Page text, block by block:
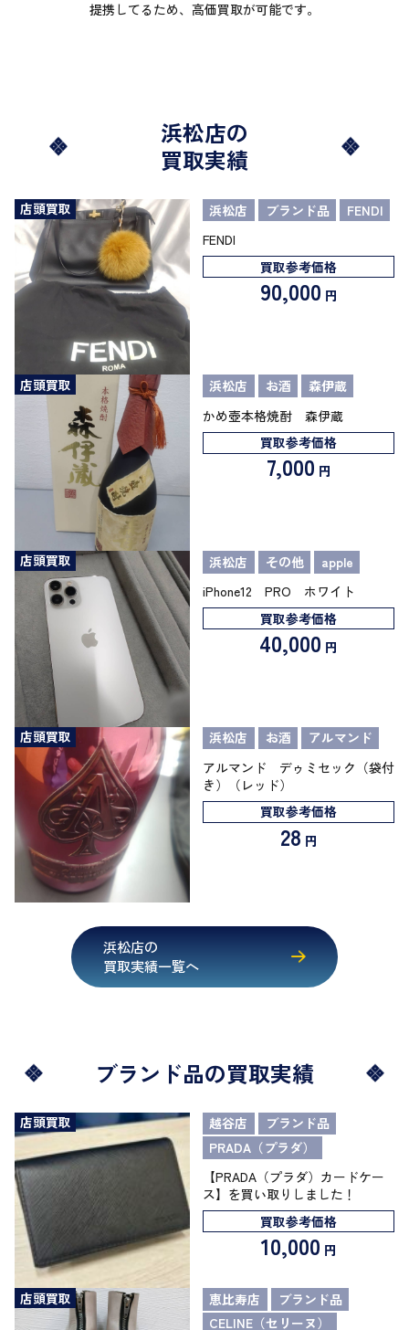
提携してるため、高価買取が可能です。
浜松店の
買取実績
店頭買取 浜松店 ブランド品
FENDI
FENDI
買取参考価格
90,000 円
店頭買取 浜松店 お酒
森伊蔵
かめ壺本格焼酎 森伊蔵
買取参考価格
7,000 円
店頭買取 浜松店 その他
apple
iPhone12 PRO ホワイト
買取参考価格
40,000 円
店頭買取 浜松店 お酒
アルマンド
アルマンド デゥミセック（袋付
き）（レッド）
買取参考価格
28 円
浜松店の
買取実績一覧へ
ブランド品の買取実績
店頭買取 越谷店
ブランド品
PRADA（プラダ）
【PRADA（プラダ）カードケー
ス】を買い取りしました！
買取参考価格
10,000 円
店頭買取 恵比寿店
ブランド品
CELINE（セリーヌ）